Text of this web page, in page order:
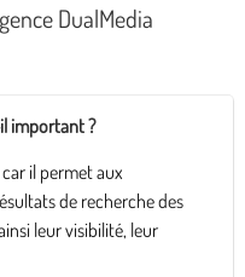
DualMedia
important ?
il permet aux
de recherche des
leur visibilité, leur